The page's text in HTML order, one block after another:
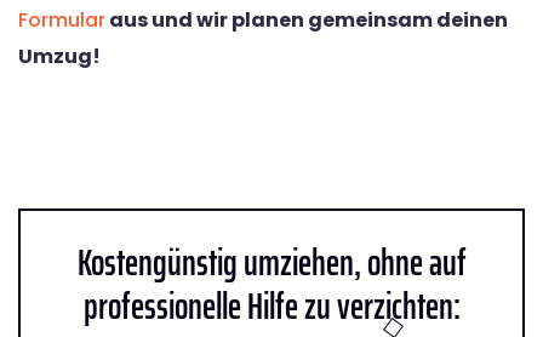
Formularaus und wir planen gemeinsam deinen
Umzug!
Kostengünstig umziehen, ohne auf
professionelle Hilfe zu verzichten: